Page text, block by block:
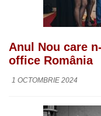
Anul Nou care
office România
1 OCTOMBRIE 2024